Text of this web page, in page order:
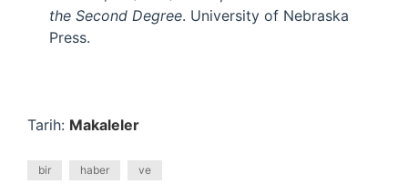
the Second Degree. University of Nebraska
Press.
Tarih: Makaleler
bir haber ve